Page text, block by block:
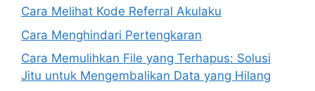
Cara Melihat Kode Referral Akulaku
Cara Menghindari Pertengkaran
Cara Memulihkan File yang Terhapus: Solusi
Jitu untuk Mengembalikan Data yang Hilang